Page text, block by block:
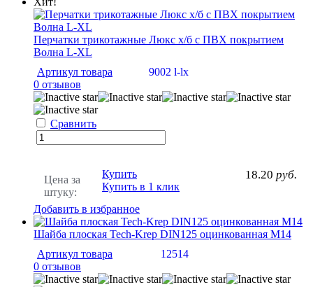
Перчатки трикотажные Люкс х/б с ПВХ покрытием
Волна L-XL
Артикул товара
9002 l-lx
0 отзывов
Сравнить
Цена за
штуку:
18.20 руб.
Купить
Купить в 1 клик
Добавить в избранное
Шайба плоская Tech-Krep DIN125 оцинкованная М14
Артикул товара
12514
0 отзывов